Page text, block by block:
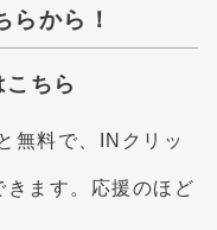
から！
ちら
無料で、INクリッ
きます。応援のほど